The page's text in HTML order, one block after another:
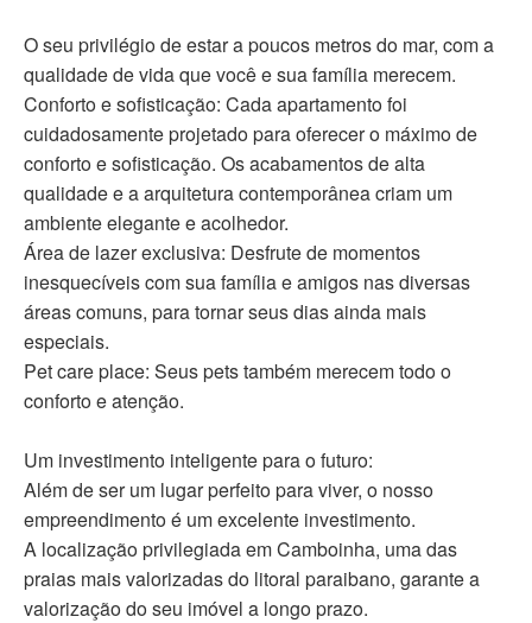
O seu privilégio de estar a poucos metros do mar, com a
qualidade de vida que você e sua família merecem.
Conforto e sofisticação: Cada apartamento foi
cuidadosamente projetado para oferecer o máximo de
conforto e sofisticação. Os acabamentos de alta
qualidade e a arquitetura contemporânea criam um
ambiente elegante e acolhedor.
Área de lazer exclusiva: Desfrute de momentos
inesquecíveis com sua família e amigos nas diversas
áreas comuns, para tornar seus dias ainda mais
especiais.
Pet care place: Seus pets também merecem todo o
conforto e atenção.
Um investimento inteligente para o futuro:
Além de ser um lugar perfeito para viver, o nosso
empreendimento é um excelente investimento.
A localização privilegiada em Camboinha, uma das
praias mais valorizadas do litoral paraibano, garante a
valorização do seu imóvel a longo prazo.